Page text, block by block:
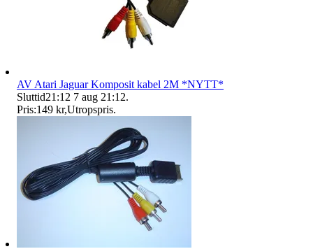
AV Atari Jaguar Komposit kabel 2M *NYTT*
Sluttid21:12 7 aug 21:12.
Pris:149 kr,Utropspris.